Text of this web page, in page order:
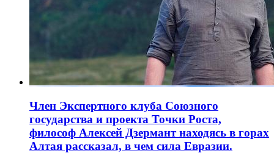
Член Экспертного клуба Союзного
государства и проекта Точки Роста,
философ Алексей Дзермант находясь в горах
Алтая рассказал, в чем сила Евразии.